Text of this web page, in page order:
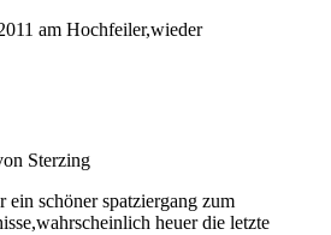
am Hochfeiler,wieder
Sterzing
ein schöner spatziergang zum
heuer die letzte